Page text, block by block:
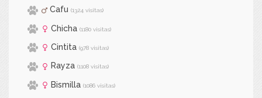
Cafu (1324 visitas)
Chicha (1180 visitas)
Cintita (978 visitas)
Rayza (1108 visitas)
Bismilla (1086 visitas)